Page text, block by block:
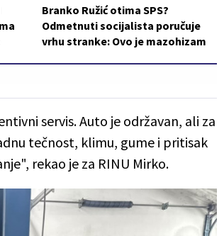
Branko Ružić otima SPS?
Odmetnuti socijalista poručuje
vrhu stranke: Ovo je mazohizam
servis. Auto je održavan, ali za
tečnost, klimu, gume i pritisak
rekao je za RINU Mirko.